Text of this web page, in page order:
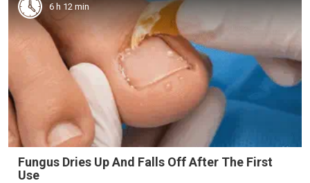
6 h 12 min
Fungus Dries Up And Falls Off After The First
Use